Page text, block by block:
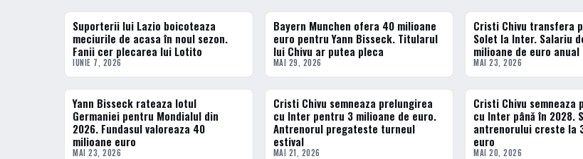
FOTBAL EXTERN
Suporterii lui Lazio boicoteaza
meciurile de acasa în noul sezon.
Fanii cer plecarea lui Lotito
IUNIE 7, 2026
FOTBAL EXTERN
Bayern Munchen ofera 40 milioane
euro pentru Yann Bisseck. Titularul
lui Chivu ar putea pleca
MAI 29, 2026
FOTBAL EXTERN
Cristi Chivu transfera
Solet la Inter. Salariu
milioane de euro anual
MAI 23, 2026
FOTBAL INTERN
Yann Bisseck rateaza lotul
Germaniei pentru Mondialul din
2026. Fundasul valoreaza 40
milioane euro
MAI 23, 2026
FOTBAL INTERN
Cristi Chivu semneaza prelungirea
cu Inter pentru 3 milioane de euro.
Antrenorul pregateste turneul
estival
MAI 21, 2026
FOTBAL INTERN
Cristi Chivu semneaza
cu Inter până în 2028.
antrenorului creste la
euro
MAI 20, 2026